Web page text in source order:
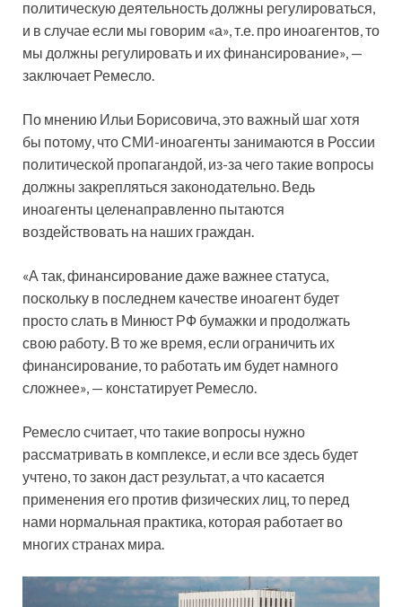
политическую деятельность должны регулироваться,
и в случае если мы говорим «а», т.е. про иноагентов, то
мы должны регулировать и их финансирование», —
заключает Ремесло.
По мнению Ильи Борисовича, это важный шаг хотя
бы потому, что СМИ-иноагенты занимаются в России
политической пропагандой, из-за чего такие вопросы
должны закрепляться законодательно. Ведь
иноагенты целенаправленно пытаются
воздействовать на наших граждан.
«А так, финансирование даже важнее статуса,
поскольку в последнем качестве иноагент будет
просто слать в Минюст РФ бумажки и продолжать
свою работу. В то же время, если ограничить их
финансирование, то работать им будет намного
сложнее», — констатирует Ремесло.
Ремесло считает, что такие вопросы нужно
рассматривать в комплексе, и если все здесь будет
учтено, то закон даст результат, а что касается
применения его против физических лиц, то перед
нами нормальная практика, которая работает во
многих странах мира.